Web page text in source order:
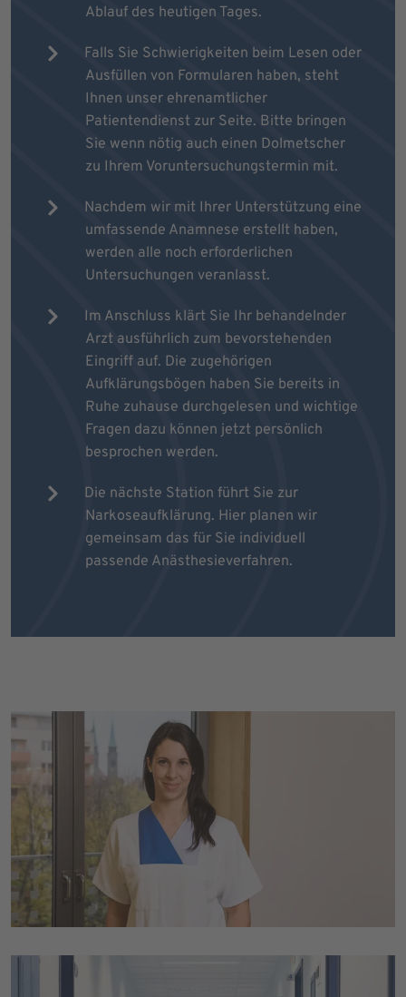
Ablauf des heutigen Tages.
Falls Sie Schwierigkeiten beim Lesen oder
Ausfüllen von Formularen haben, steht
Ihnen unser ehrenamtlicher
Patientendienst zur Seite. Bitte bringen
Sie wenn nötig auch einen Dolmetscher
zu Ihrem Voruntersuchungstermin mit.
Nachdem wir mit Ihrer Unterstützung eine
umfassende Anamnese erstellt haben,
werden alle noch erforderlichen
Untersuchungen veranlasst.
Im Anschluss klärt Sie Ihr behandelnder
Arzt ausführlich zum bevorstehenden
Eingriff auf. Die zugehörigen
Aufklärungsbögen haben Sie bereits in
Ruhe zuhause durchgelesen und wichtige
Fragen dazu können jetzt persönlich
besprochen werden.
Die nächste Station führt Sie zur
Narkoseaufklärung. Hier planen wir
gemeinsam das für Sie individuell
passende Anästhesieverfahren.